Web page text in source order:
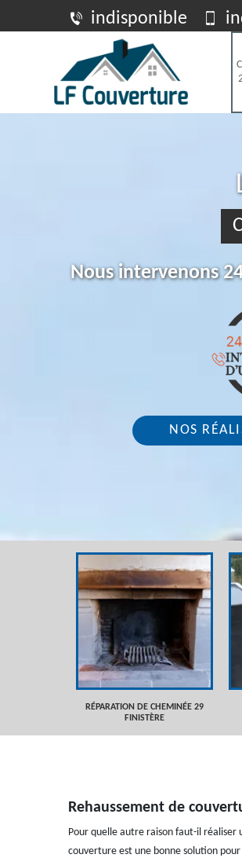
indisponible
Nous intervenons
NOS
RÉPARATION DE CHEMINÉE 29
FINISTÈRE
Rehaussement de
Pour quelle autre raison faut-il réaliser
couverture est une bonne solution